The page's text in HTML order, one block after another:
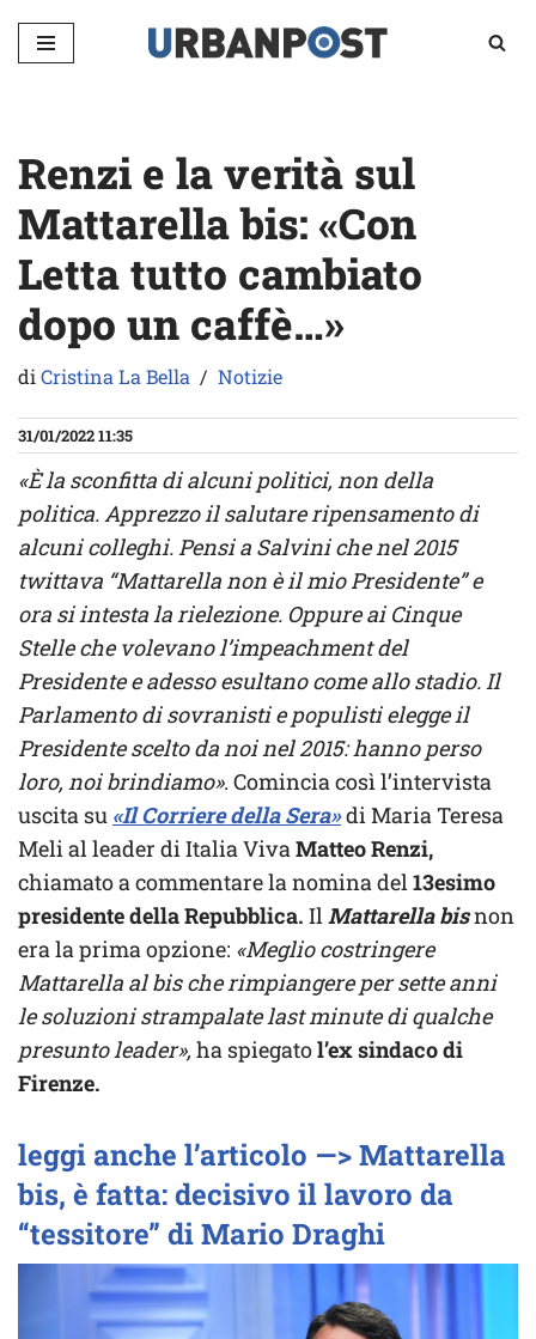
Vai
Renzi e la verità sul
Mattarella bis: «Con
Letta tutto cambiato
dopo un caffè…»
diCristina La Bella Notizie
31/01/2022 11:35
«È la sconfitta di alcuni politici, non della
politica. Apprezzo il salutare ripensamento di
alcuni colleghi. Pensi a Salvini che nel 2015
twittava “Mattarella non è il mio Presidente” e
ora si intesta la rielezione. Oppure ai Cinque
Stelle che volevano l’impeachment del
Presidente e adesso esultano come allo stadio. Il
Parlamento di sovranisti e populisti elegge il
Presidente scelto da noi nel 2015: hanno perso
loro, noi brindiamo». Comincia così l’intervista
uscita su «Il Corriere della Sera»di Maria Teresa
Meli al leader di Italia VivaMatteo Renzi,
chiamato a commentare la nomina del13esimo
presidente della Repubblica. IlMattarella bisnon
era la prima opzione: «Meglio costringere
Mattarella al bis che rimpiangere per sette anni
le soluzioni strampalate last minute di qualche
presunto leader»,ha spiegatol’ex sindaco di
Firenze.
leggi anche l’articolo —> Mattarella
bis, è fatta: decisivo il lavoro da
“tessitore” di Mario Draghi